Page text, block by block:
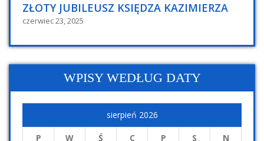
ZŁOTY JUBILEUSZ KSIĘDZA KAZIMIERZA
czerwiec 23, 2025
WPISY WEDŁUG DATY
sierpień 2026
P W Ś C P S N